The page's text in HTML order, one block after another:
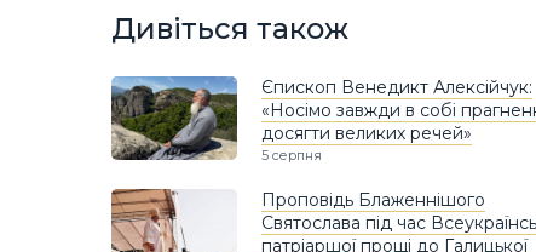
Дивіться також
Єпископ Венедикт Алексійчук:
«Носімо завжди в собі
досягти великих речей»
5 серпня
Проповідь Блаженнішого
Святослава під час
патріаршої прощі до Галицької